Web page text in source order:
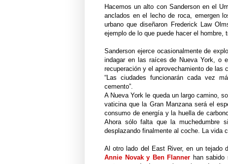
Hacemos un alto con Sanderson en el
anclados en el lecho de roca, emergen
urbano que diseñaron Frederick Law
ejemplo de lo que puede hacer el hombre,
Sanderson ejerce ocasionalmente de
indagar en las raíces de Nueva York, o
recuperación y el aprovechamiento de las
“Las ciudades funcionarán cada vez
cemento”.
A Nueva York le queda un largo camino,
vaticina que la Gran Manzana será el
consumo de energía y la huella de
Ahora sólo falta que la muchedumbre
desplazando finalmente al coche. La vida
Al otro lado del East River, en un tejado
Annie Novak y Ben Flanner han